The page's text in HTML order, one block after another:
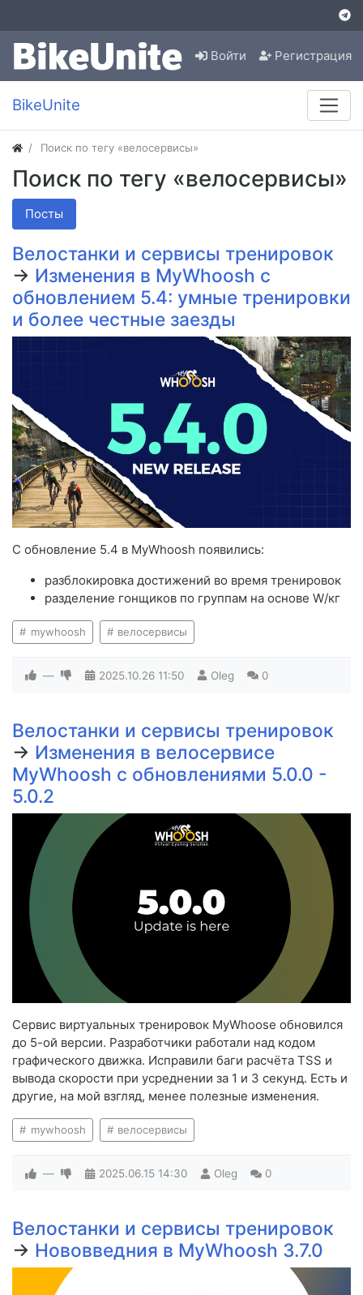
Войти Регистрация
BikeUnite
Поиск по тегу «велосервисы»
Поиск по тегу «велосервисы»
Посты
Велостанки и сервисы тренировок
→ Изменения в MyWhoosh с
обновлением 5.4: умные тренировки
и более честные заезды
С обновление 5.4 в MyWhoosh появились:
разблокировка достижений во время тренировок
разделение гонщиков по группам на основе W/кг
mywhoosh велосервисы
— 2025.10.26 11:50 Oleg 0
Велостанки и сервисы тренировок
→ Изменения в велосервисе
MyWhoosh с обновлениями 5.0.0 -
5.0.2
Сервис виртуальных тренировок MyWhoose обновился
до 5-ой версии. Разработчики работали над кодом
графического движка. Исправили баги расчёта TSS и
вывода скорости при усреднении за 1 и 3 секунд. Есть и
другие, на мой взгляд, менее полезные изменения.
mywhoosh велосервисы
— 2025.06.15 14:30 Oleg 0
Велостанки и сервисы тренировок
→ Нововведния в MyWhoosh 3.7.0